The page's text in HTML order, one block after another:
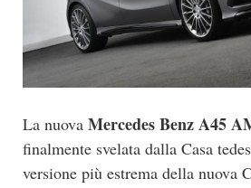
La nuova Mercedes Benz A45
finalmente svelata dalla Casa
versione più estrema della nuova